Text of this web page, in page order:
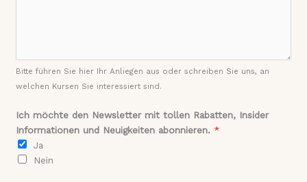
Bitte führen Sie hier Ihr Anliegen aus oder schreiben Sie uns, an
welchen Kursen Sie interessiert sind.
Ich möchte den Newsletter mit tollen Rabatten, Insider
Informationen und Neuigkeiten abonnieren. *
Ja
Nein